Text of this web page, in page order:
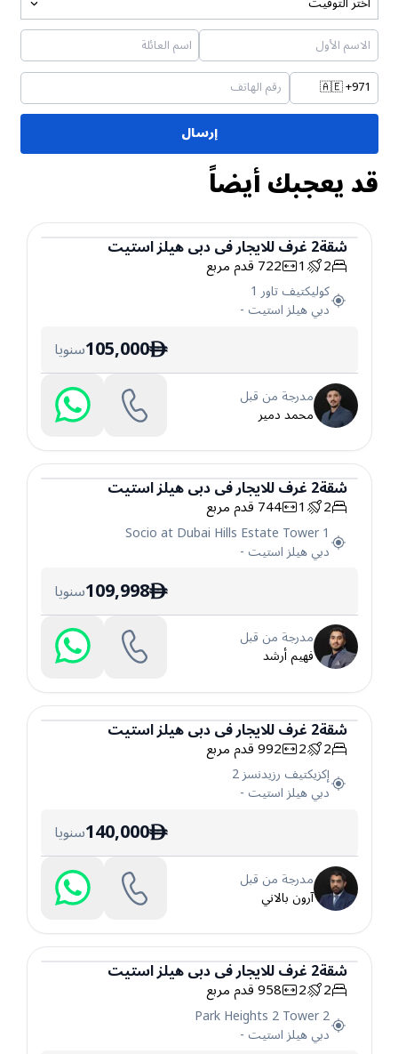
🇦🇪+971
إرسال
قد يعجبك أيضاً
شقة
شقة2غرفللايجارفيدبي هيلز استيت
2
1
722قدم مربع
كوليكتيف تاور 1
دبي هيلز استيت -
ê
105,000سنويا
مدرجة من قبل
محمد دمير
شقة
شقة2غرفللايجارفيدبي هيلز استيت
2
1
744قدم مربع
Socio at Dubai Hills Estate Tower 1
دبي هيلز استيت -
ê
109,998سنويا
مدرجة من قبل
فهيم أرشد
شقة
شقة2غرفللايجارفيدبي هيلز استيت
2
2
992قدم مربع
إكزيكتيف رزيدنسز 2
دبي هيلز استيت -
ê
140,000سنويا
مدرجة من قبل
آرون بالاني
شقة
شقة2غرفللايجارفيدبي هيلز استيت
2
2
958قدم مربع
Park Heights 2 Tower 2
دبي هيلز استيت -